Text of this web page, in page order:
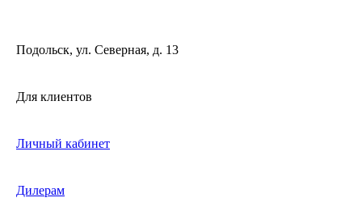
Подольск, ул. Северная, д. 13
Для клиентов
Личный кабинет
Дилерам